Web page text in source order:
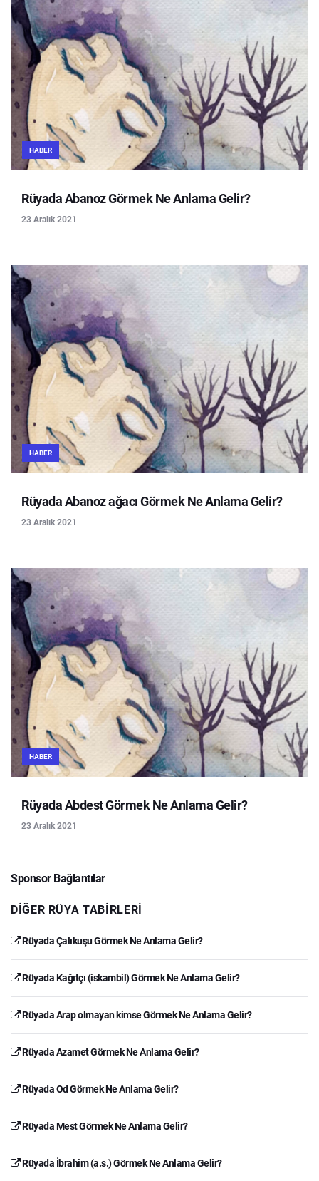
HABER
Rüyada Abanoz Görmek Ne Anlama Gelir?
23 Aralık 2021
HABER
Rüyada Abanoz ağacı Görmek Ne Anlama Gelir?
23 Aralık 2021
HABER
Rüyada Abdest Görmek Ne Anlama Gelir?
23 Aralık 2021
Sponsor Bağlantılar
DIĞER RÜYA TABIRLERI
Rüyada Çalıkuşu Görmek Ne Anlama Gelir?
Rüyada Kağıtçı (iskambil) Görmek Ne Anlama Gelir?
Rüyada Arap olmayan kimse Görmek Ne Anlama Gelir?
Rüyada Azamet Görmek Ne Anlama Gelir?
Rüyada Od Görmek Ne Anlama Gelir?
Rüyada Mest Görmek Ne Anlama Gelir?
Rüyada İbrahim (a.s.) Görmek Ne Anlama Gelir?